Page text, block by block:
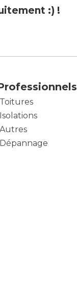
:) !
Toitures
Isolations
Autres
Dépannage